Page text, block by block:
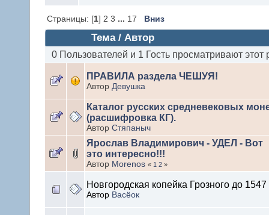
Страницы: [1] 2 3 ... 17 Вниз
Тема/ Автор
0 Пользователей и 1 Гость просматривают этот
ПРАВИЛА раздела ЧЕШУЯ!
Автор Девушка
Каталог русских средневековых
(расшифровка КГ).
Автор Стяпаныч
Ярослав Владимирович - УДЕЛ - Вот
это интересно!!!
Автор Morenos « 1 2 »
Новгородская копейка Грозного до 1547
Автор Васёок